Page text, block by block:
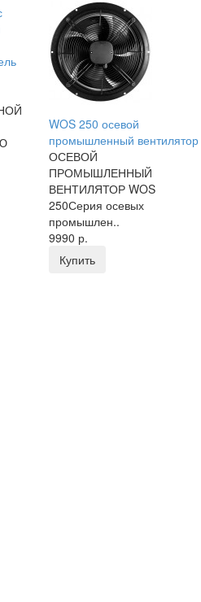
WOS 250 осевой
промышленный вентилятор
ОСЕВОЙ
ПРОМЫШЛЕННЫЙ
ВЕНТИЛЯТОР WOS
250Серия осевых
промышлен..
9990 р.
Купить